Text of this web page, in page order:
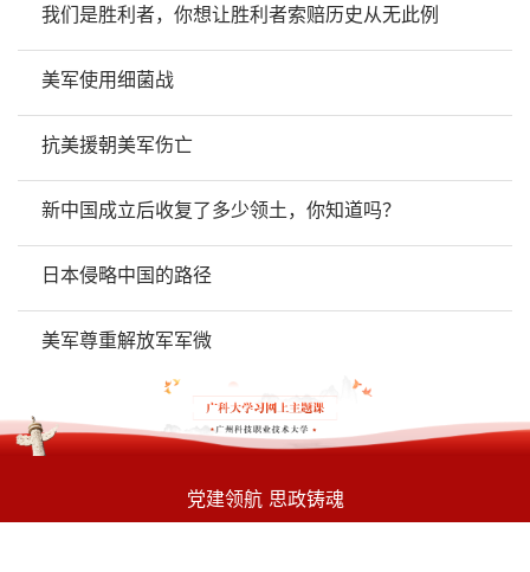
我们是胜利者，你想让胜利者索赔历史从无此例
美军使用细菌战
抗美援朝美军伤亡
新中国成立后收复了多少领土，你知道吗？
日本侵略中国的路径
美军尊重解放军军微
党建领航 思政铸魂